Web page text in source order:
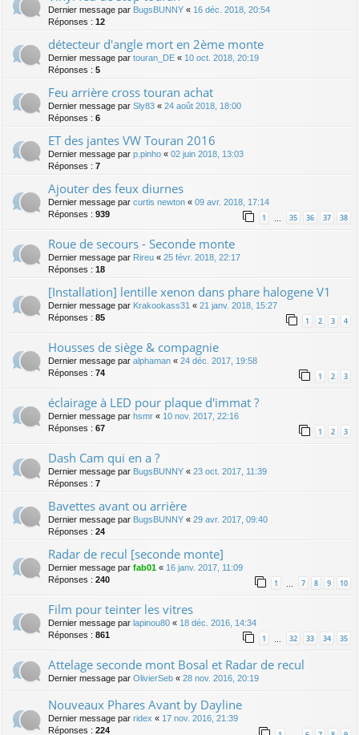
Dernier message par BugsBUNNY « 16 déc. 2018, 20:54
Réponses : 12
détecteur d'angle mort en 2ème monte
Dernier message par touran_DE « 10 oct. 2018, 20:19
Réponses : 5
Feu arrière cross touran achat
Dernier message par Sly83 « 24 août 2018, 18:00
Réponses : 6
ET des jantes VW Touran 2016
Dernier message par p.pinho « 02 juin 2018, 13:03
Réponses : 7
Ajouter des feux diurnes
Dernier message par curtis newton « 09 avr. 2018, 17:14
Réponses : 939 1 … 35 36 37 38
Roue de secours - Seconde monte
Dernier message par Rireu « 25 févr. 2018, 22:17
Réponses : 18
[Installation] lentille xenon dans phare halogene V1
Dernier message par Krakookass31 « 21 janv. 2018, 15:27
Réponses : 85 1 2 3 4
Housses de siège & compagnie
Dernier message par alphaman « 24 déc. 2017, 19:58
Réponses : 74 1 2 3
éclairage à LED pour plaque d'immat ?
Dernier message par hsmr « 10 nov. 2017, 22:16
Réponses : 67 1 2 3
Dash Cam qui en a ?
Dernier message par BugsBUNNY « 23 oct. 2017, 11:39
Réponses : 7
Bavettes avant ou arrière
Dernier message par BugsBUNNY « 29 avr. 2017, 09:40
Réponses : 24
Radar de recul [seconde monte]
Dernier message par fab01 « 16 janv. 2017, 11:09
Réponses : 240 1 … 7 8 9 10
Film pour teinter les vitres
Dernier message par lapinou80 « 18 déc. 2016, 14:34
Réponses : 861 1 … 32 33 34 35
Attelage seconde mont Bosal et Radar de recul
Dernier message par OlivierSeb « 28 nov. 2016, 20:19
Nouveaux Phares Avant by Dayline
Dernier message par ridex « 17 nov. 2016, 21:39
Réponses : 224